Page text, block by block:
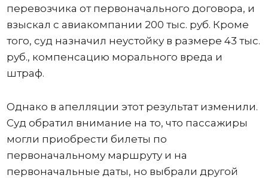
перевозчика от первоначального договора, и
взыскал с авиакомпании 200 тыс. руб. Кроме
того, суд назначил неустойку в размере 43 тыс.
руб., компенсацию морального вреда и
штраф.
Однако в апелляции этот результат изменили.
Суд обратил внимание на то, что пассажиры
могли приобрести билеты по
первоначальному маршруту и на
первоначальные даты, но выбрали другой